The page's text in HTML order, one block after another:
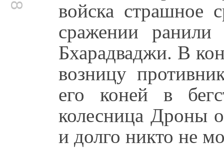
войска страшное
сражении
Бхарадваджи. В
возницу
его коней в
колесница Дроны
и долго никто не